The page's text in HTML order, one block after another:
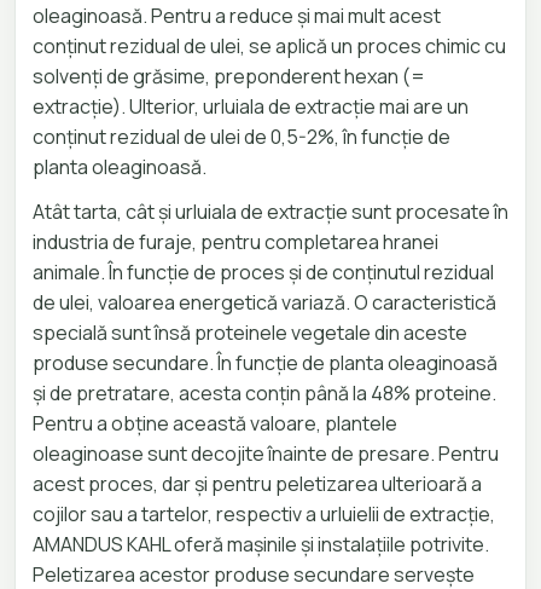
oleaginoasă. Pentru a reduce și mai mult acest
conținut rezidual de ulei, se aplică un proces chimic cu
solvenți de grăsime, preponderent hexan (=
extracție). Ulterior, urluiala de extracție mai are un
conținut rezidual de ulei de 0,5-2%, în funcție de
planta oleaginoasă.
Atât tarta, cât și urluiala de extracție sunt procesate în
industria de furaje, pentru completarea hranei
animale. În funcție de proces și de conținutul rezidual
de ulei, valoarea energetică variază. O caracteristică
specială sunt însă proteinele vegetale din aceste
produse secundare. În funcție de planta oleaginoasă
și de pretratare, acesta conțin până la 48% proteine.
Pentru a obține această valoare, plantele
oleaginoase sunt decojite înainte de presare. Pentru
acest proces, dar și pentru peletizarea ulterioară a
cojilor sau a tartelor, respectiv a urluielii de extracție,
AMANDUS KAHL oferă mașinile și instalațiile potrivite.
Peletizarea acestor produse secundare servește